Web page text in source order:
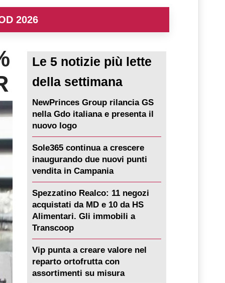
2026
Le 5 notizie più lette
della settimana
NewPrinces Group rilancia GS
nella Gdo italiana e presenta il
nuovo logo
Sole365 continua a crescere
inaugurando due nuovi punti
vendita in Campania
Spezzatino Realco: 11 negozi
acquistati da MD e 10 da HS
Alimentari. Gli immobili a
Transcoop
Vip punta a creare valore nel
reparto ortofrutta con
assortimenti su misura